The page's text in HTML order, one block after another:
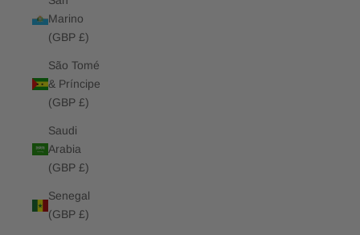
Marino
(GBP £)
São Tomé
& Príncipe
(GBP £)
Saudi
Arabia
(GBP £)
Senegal
(GBP £)